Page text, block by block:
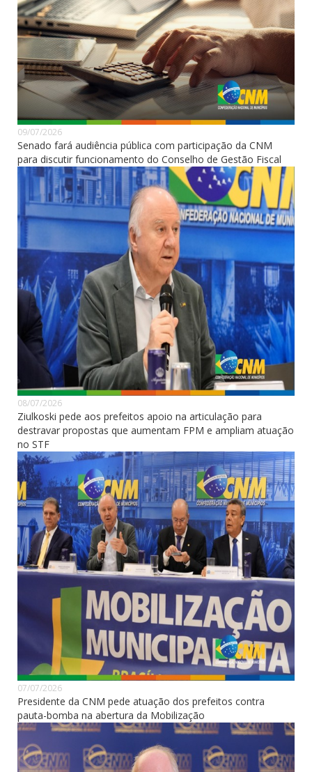
09/07/2026
Senado fará audiência pública com participação da CNM
para discutir funcionamento do Conselho de Gestão Fiscal
08/07/2026
Ziulkoski pede aos prefeitos apoio na articulação para
destravar propostas que aumentam FPM e ampliam atuação
no STF
07/07/2026
Presidente da CNM pede atuação dos prefeitos contra
pauta-bomba na abertura da Mobilização